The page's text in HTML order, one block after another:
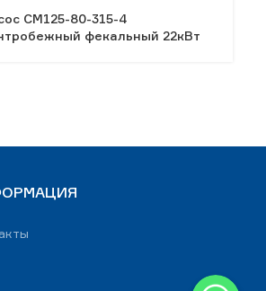
СМ125-80-315-4
фекальный 22кВт
WhatsApp